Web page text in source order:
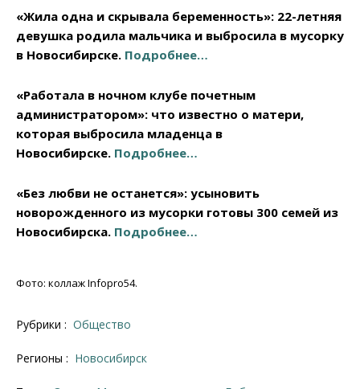
«Жила одна и скрывала беременность»: 22-летняя
девушка родила мальчика и выбросила в мусорку
в Новосибирске. Подробнее…
«Работала в ночном клубе почетным
администратором»: что известно о матери,
которая выбросила младенца в
Новосибирске. Подробнее…
«Без любви не останется»: усыновить
новорожденного из мусорки готовы 300 семей из
Новосибирска. Подробнее…
Фото: коллаж Infopro54.
Рубрики : Общество
Регионы : Новосибирск